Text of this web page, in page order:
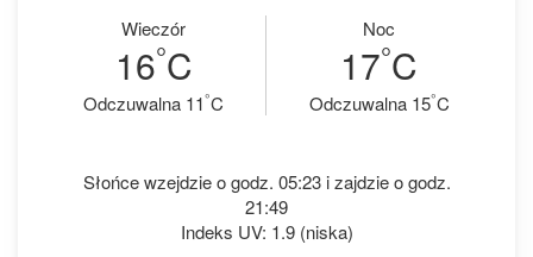
Wieczór
16°C
Odczuwalna 11°C
Noc
17°C
Odczuwalna 15°C
Słońce wzejdzie o godz. 05:23 i zajdzie o godz.
21:49
Indeks UV: 1.9 (niska)